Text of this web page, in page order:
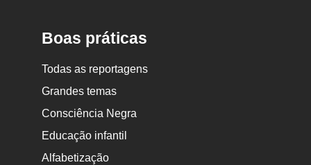
Boas práticas
Todas as reportagens
Grandes temas
Consciência Negra
Educação infantil
Alfabetização